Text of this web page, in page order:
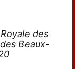
des
Beaux-